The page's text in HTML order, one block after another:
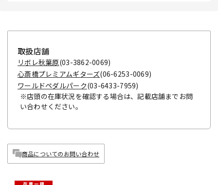
取扱店舗
リボレ秋葉原(03-3862-0069)
心斎橋プレミアムギターズ(06-6253-0069)
ワールドペダルパーク(03-6433-7959)
※店頭の在庫状況を確認する場合は、記載店舗までお問
い合わせください。
商品についてのお問い合わせ